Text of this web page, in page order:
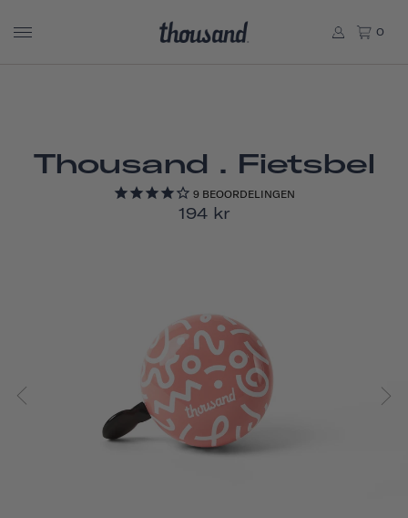
0
Thousand . Fietsbel
9 BEOORDELINGEN
194 kr